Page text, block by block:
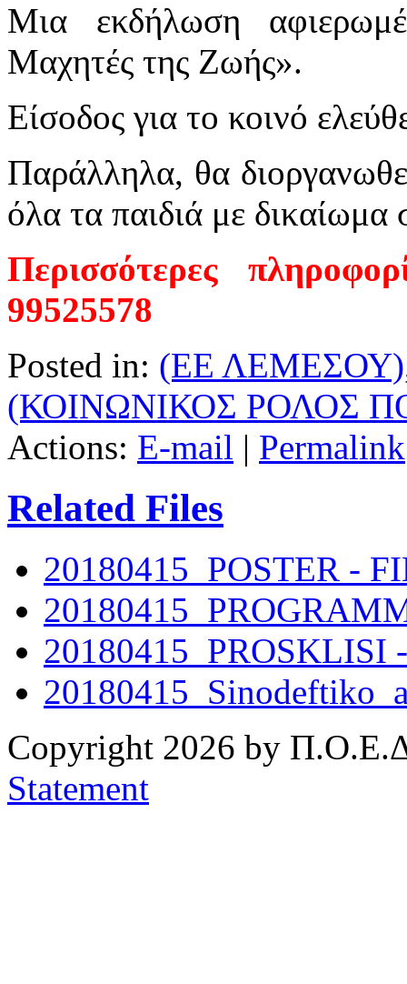
Μια εκδήλωση
Μαχητές της Ζωής».
Είσοδος για το κοινό
Παράλληλα, θα
όλα τα παιδιά με δικαίωμα
Περισσότερες
99525578
Posted in: (ΕΕ ΛΕΜΕΣΟΥ)
(ΚΟΙΝΩΝΙΚΟΣ ΡΟΛΟΣ
Actions: E-mail | Permalink
Related Files
20180415_POSTER -
20180415_PROSKLISI
Copyright 2026 by
Statement